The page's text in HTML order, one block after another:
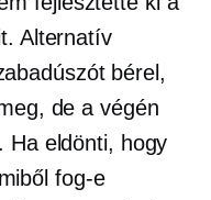
Alternatív
bérel,
de a végén
Ha eldönti, hogy
fog-e